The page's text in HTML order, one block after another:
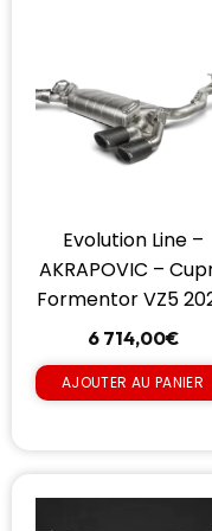
Evolution Line –
AKRAPOVIC –
Formentor VZ5
6 714,00€
AJOUTER AU PANIER